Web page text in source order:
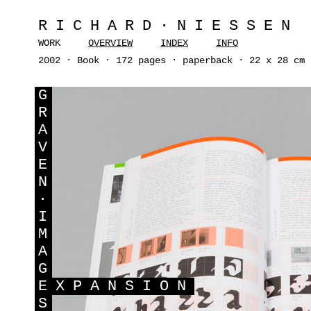
RICHARD·NIESSEN
WORK OVERVIEW INDEX
INFO
2002 · Book · 172 pages · paperback · 22 x 28
G
R
A
V
E
N
·
I
M
A
G
E XPANSION
S